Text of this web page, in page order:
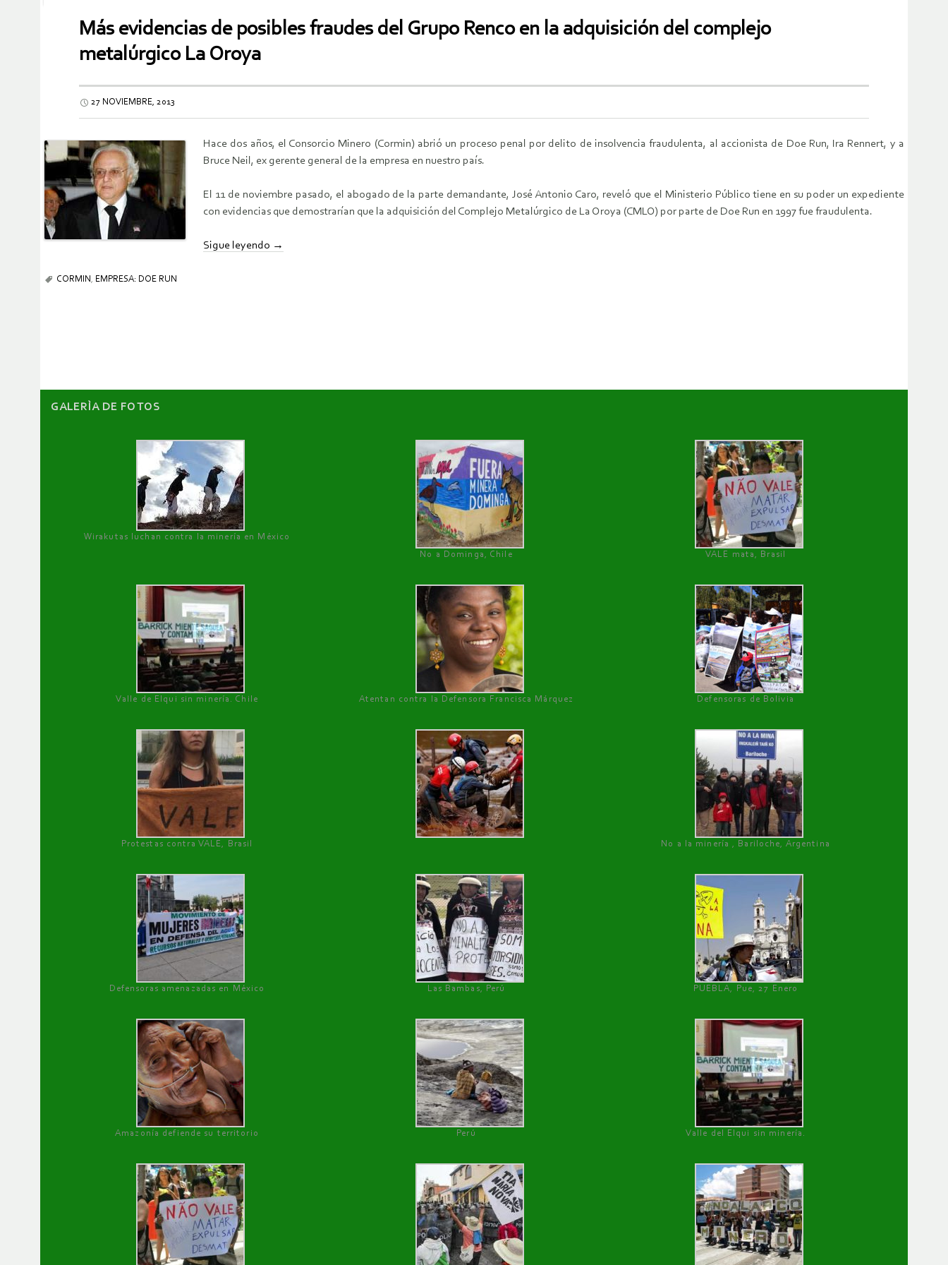
Más evidencias de posibles fraudes del Grupo Renco en la adquisición del complejo
metalúrgico La Oroya
27 NOVIEMBRE, 2013
Hace dos años, el Consorcio Minero (Cormin) abrió un proceso penal por delito de insolvencia fraudulenta, al accionista de Doe Run, Ira Rennert, y a
Bruce Neil, ex gerente general de la empresa en nuestro país.
El 11 de noviembre pasado, el abogado de la parte demandante, José Antonio Caro, reveló que el Ministerio Público tiene en su poder un expediente
con evidencias que demostrarían que la adquisición del Complejo Metalúrgico de La Oroya (CMLO) por parte de Doe Run en 1997 fue fraudulenta.
Sigue leyendo →
CORMIN , EMPRESA: DOE RUN
GALERÌA DE FOTOS
Wirakutas luchan contra la minería en México
No a Dominga, Chile
VALE mata, Brasil
Valle de Elqui sin minería. Chile Atentan contra la Defensora Francisca Márquez Defensoras de Bolivia
Protestas contra VALE, Brasil No a la minería , Bariloche, Argentina
Defensoras amenazadas en México Las Bambas, Perú PUEBLA, Pue, 27 Enero
Amazonía defiende su territorio Perú Valle del Elqui sin minería.